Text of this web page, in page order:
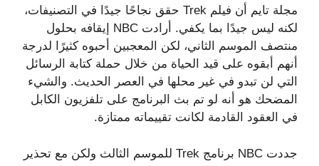
مجلة تايم أن فيلم Trek حقق نجاحًا جيدًا في التصنيفات،
لكنه ليس جيدًا بما يكفي. أرادت NBC إيقافه بحلول
منتصف الموسم الثاني، لكن المعجبين أحبوه كثيرًا لدرجة
أنهم أبقوه على قيد الحياة من خلال حملة كتابة الرسائل
التي لن تبدو في غير محلها في العصر الحديث. والشيء
المضحك هو أنه لو تم بث البرنامج على تلفزيون الكابل
في العقود القادمة لكانت تقييماته ممتازة.
جددت NBC برنامج Trek للموسم الثالث ولكن مع تحذير